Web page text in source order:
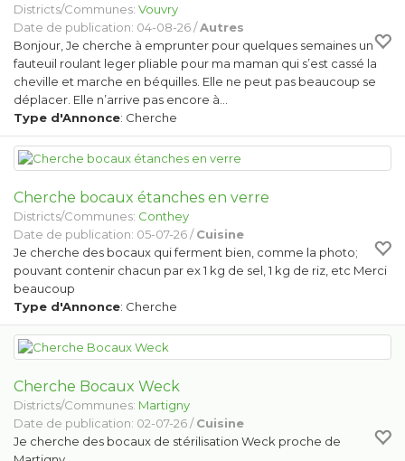
Districts/Communes: Vouvry
Date de publication: 04-08-26 /Autres
Bonjour, Je cherche à emprunter pour quelques semaines un
fauteuil roulant leger pliable pour ma maman qui s’est cassé la
cheville et marche en béquilles. Elle ne peut pas beaucoup se
déplacer. Elle n’arrive pas encore à…
Type d'Annonce: Cherche
Cherche bocaux étanches en verre
Districts/Communes: Conthey
Date de publication: 05-07-26 /Cuisine
Je cherche des bocaux qui ferment bien, comme la photo;
pouvant contenir chacun par ex 1 kg de sel, 1 kg de riz, etc Merci
beaucoup
Type d'Annonce: Cherche
Cherche Bocaux Weck
Districts/Communes: Martigny
Date de publication: 02-07-26 /Cuisine
Je cherche des bocaux de stérilisation Weck proche de